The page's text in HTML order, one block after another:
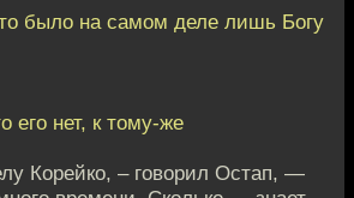
было на самом деле лишь Богу
его нет, к тому-же
Корейко, – говорил Остап, —